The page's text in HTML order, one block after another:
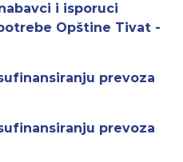
i isporuci
Opštine Tivat -
prevoza
prevoza